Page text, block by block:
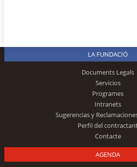
LA FUNDACIÓ
Documents Legals
Servicios
Programes
Intranets
Sugerencias y
Perfil del
Contacte
AGENDA